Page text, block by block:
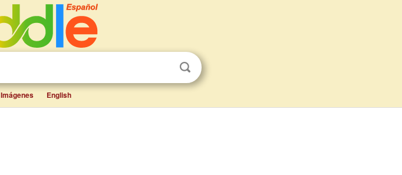
Imágenes English